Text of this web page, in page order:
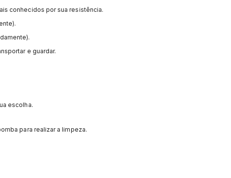
conhecidos por sua resistência.
e guardar.
escolha.
para realizar a limpeza.